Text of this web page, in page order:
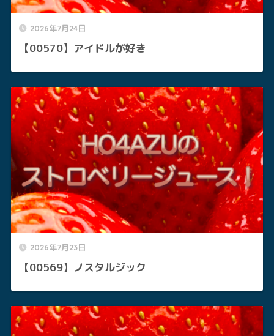
2026年7月24日
【00570】アイドルが好き
2026年7月23日
【00569】ノスタルジック